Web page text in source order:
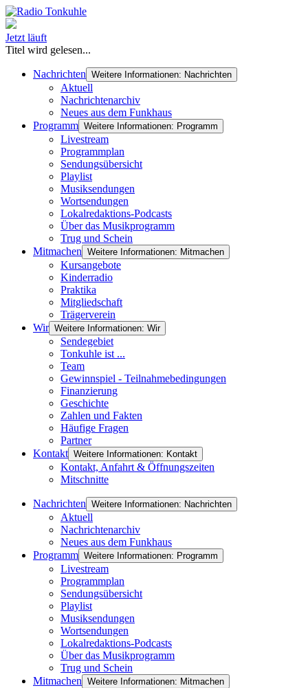
Jetzt läuft
Titel wird gelesen...
Nachrichten Weitere Informationen: Nachrichten
Aktuell
Nachrichtenarchiv
Neues aus dem Funkhaus
Programm Weitere Informationen: Programm
Livestream
Programmplan
Sendungsübersicht
Playlist
Musiksendungen
Wortsendungen
Lokalredaktions-Podcasts
Über das Musikprogramm
Trug und Schein
Mitmachen Weitere Informationen: Mitmachen
Kursangebote
Kinderradio
Praktika
Mitgliedschaft
Trägerverein
Wir Weitere Informationen: Wir
Sendegebiet
Tonkuhle ist ...
Team
Gewinnspiel - Teilnahmebedingungen
Finanzierung
Geschichte
Zahlen und Fakten
Häufige Fragen
Partner
Kontakt Weitere Informationen: Kontakt
Kontakt, Anfahrt & Öffnungszeiten
Mitschnitte
Nachrichten Weitere Informationen: Nachrichten
Aktuell
Nachrichtenarchiv
Neues aus dem Funkhaus
Programm Weitere Informationen: Programm
Livestream
Programmplan
Sendungsübersicht
Playlist
Musiksendungen
Wortsendungen
Lokalredaktions-Podcasts
Über das Musikprogramm
Trug und Schein
Mitmachen Weitere Informationen: Mitmachen